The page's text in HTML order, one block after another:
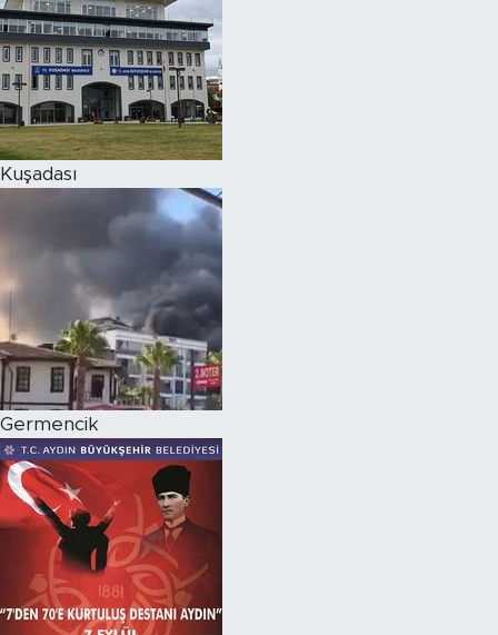
Kuşadası
Germencik